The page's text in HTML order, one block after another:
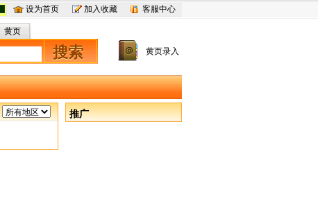
设为首页 加入收藏 客服中心
黄页
搜索 黄页录入
推广